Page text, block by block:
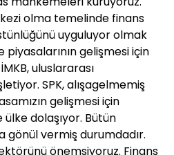
olma temelinde finans
uyguluyor olmak
gelişmesi için
uluslararası
SPK, alışagelmemiş
gelişmesi için
ülke dolaşıyor. Bütün
gönül vermiş durumdadır.
önemsiyoruz. Finans